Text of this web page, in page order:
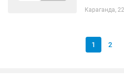
Караганда,
1 2